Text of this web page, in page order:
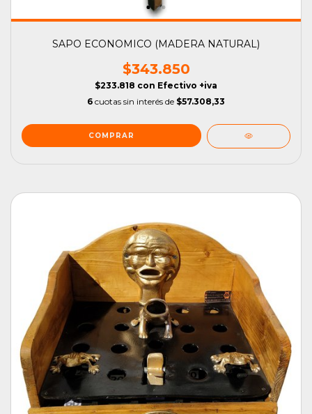
SAPO ECONOMICO (MADERA NATURAL)
$343.850
$233.818 con Efectivo +iva
6 cuotas sin interés de $57.308,33